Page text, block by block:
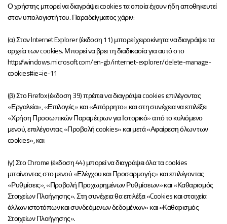
Ο χρήστης μπορεί να διαγράψει cookies τα οποία έχουν ήδη αποθηκευτεί
στον υπολογιστή του. Παραδείγματος χάριν:
(α) Στον Internet Explorer (έκδοση 11) μπορεί χειροκίνητα να διαγράψει τα
αρχεία των cookies. Μπορεί να βρει τη διαδικασία για αυτό στο
http://windows.microsoft.com/en-gb/internet-explorer/delete-manage-
cookies#ie=ie-11
(β) Στο Firefox (έκδοση 39) πρέπει να διαγράψει cookies επιλέγοντας
«Εργαλεία», «Επιλογές» και «Απόρρητο» και στη συνέχεια να επιλέξει
«Χρήση Προσωπικών Παραμέτρων για Ιστορικό» από το κυλιόμενο
μενού, επιλέγοντας «Προβολή cookies» και μετά «Αφαίρεση όλων των
cookies», και
(γ) Στο Chrome (έκδοση 44) μπορεί να διαγράψει όλα τα cookies
μπαίνοντας στο μενού «Ελέγχου και Προσαρμογής» και επιλέγοντας
«Ρυθμίσεις», «Προβολή Προχωρημένων Ρυθμίσεων» και «Καθαρισμός
Στοιχείων Πλοήγησης». Στη συνέχεια θα επιλέξει «Cookies και στοιχεία
άλλων ιστοτόπων και συνδεόμενων δεδομένων» και «Καθαρισμός
Στοιχείων Πλοήγησης».